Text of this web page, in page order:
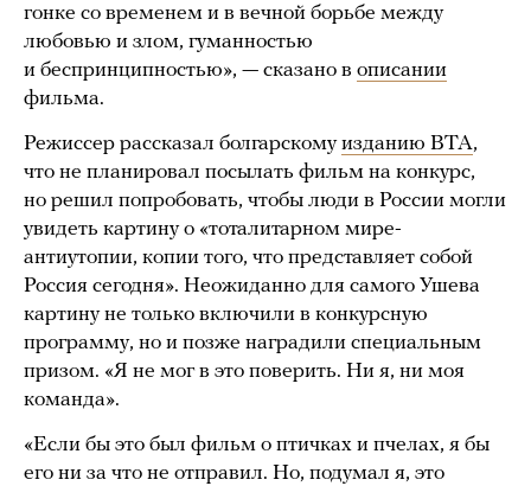
гонке со временем и в вечной борьбе между
любовью и злом, гуманностью
и беспринципностью», — сказано в описании
фильма.
Режиссер рассказал болгарскомуизданию BTA,
что не планировал посылать фильм на конкурс,
но решил попробовать, чтобы люди в России могли
увидеть картину о «тоталитарном мире-
антиутопии, копии того, что представляет собой
Россия сегодня». Неожиданно для самого Ушева
картину не только включили в конкурсную
программу, но и позже наградили специальным
призом. «Я не мог в это поверить. Ни я, ни моя
команда».
«Если бы это был фильм о птичках и пчелах, я бы
его ни за что не отправил. Но, подумал я, это